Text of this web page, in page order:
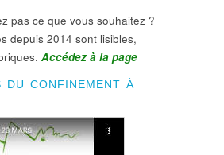
pas ce que vous souhaitez ?
depuis 2014 sont lisibles,
Accédez à la page
DU CONFINEMENT À